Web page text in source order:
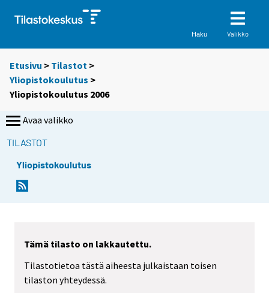
Haku Valikko
Etusivu > Tilastot >
Yliopistokoulutus >
Yliopistokoulutus 2006
Avaa valikko
TILASTOT
Yliopistokoulutus
Tämä tilasto on lakkautettu.
Tilastotietoa tästä aiheesta julkaistaan toisen
tilaston yhteydessä.